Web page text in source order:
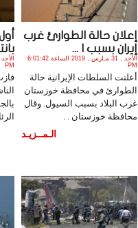
إعلان حالة الطوارئ غرب
إيران بسبب ا ...
الأحد , 31 مـارس , 2019 الساعة 6:01:42
PM
أعلنت السلطات الإيرانية حالة
الطوارئ في محافظة خوزستان
غرب البلاد بسبب السيول. وقال
محافظة خوزستان . .
الـمــزيـد
PM